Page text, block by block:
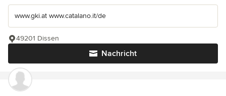
www.gki.at www.catalano.it/de
Nachricht
49201 Dissen